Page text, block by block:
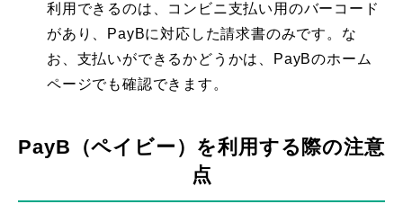
利用できるのは、コンビニ支払い用のバーコード
があり、PayBに対応した請求書のみです。な
お、支払いができるかどうかは、PayBのホーム
ページでも確認できます。
PayB（ペイビー）を利用する際の注意
点